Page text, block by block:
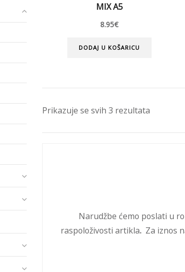
MIX A5
8.95€
DODAJ U KOŠARICU
Prikazuje se svih 3 rezultata
Narudžbe ćemo poslati u
raspoloživosti artikla.Za iznos